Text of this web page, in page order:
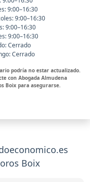
9:00–16:30
9:00–16:30
9:00–16:30
9:00–16:30
Cerrado
Cerrado
podría no estar actualizado.
con Abogada Almudena
Boix para asegurarse.
Boix